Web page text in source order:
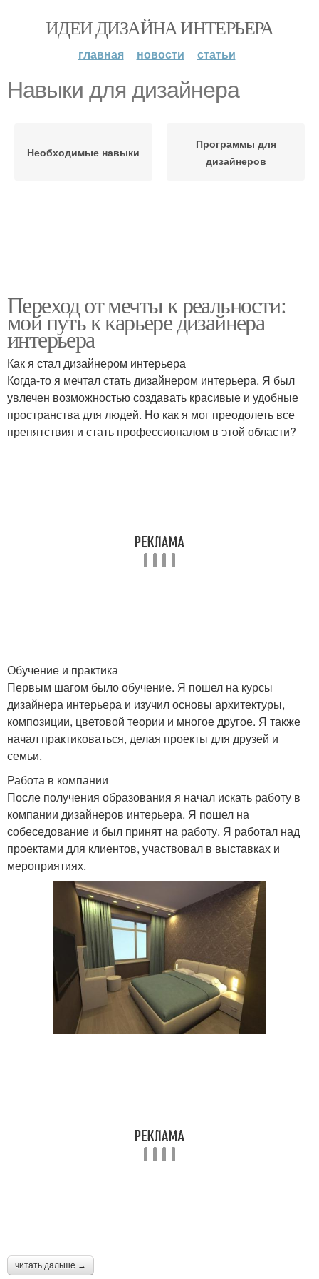
ИДЕИ ДИЗАЙНА ИНТЕРЬЕРА
главная новости статьи
Навыки для дизайнера
Необходимые навыки
Программы для
дизайнеров
Переход от мечты к реальности:
мой путь к карьере дизайнера
интерьера
Как я стал дизайнером интерьера
Когда-то я мечтал стать дизайнером интерьера. Я был
увлечен возможностью создавать красивые и удобные
пространства для людей. Но как я мог преодолеть все
препятствия и стать профессионалом в этой области?
Обучение и практика
Первым шагом было обучение. Я пошел на курсы
дизайнера интерьера и изучил основы архитектуры,
композиции, цветовой теории и многое другое. Я также
начал практиковаться, делая проекты для друзей и
семьи.
Работа в компании
После получения образования я начал искать работу в
компании дизайнеров интерьера. Я пошел на
собеседование и был принят на работу. Я работал над
проектами для клиентов, участвовал в выставках и
мероприятиях.
читать дальше →